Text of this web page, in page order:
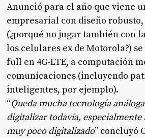
Anunció para el año que viene
empresarial con diseño robusto,
(¿porqué no jugar también con
los celulares ex de Motorola?)
full en 4G-LTE, a computación
comunicaciones (incluyendo
inteligentes, por ejemplo).
“Queda mucha tecnología
digitalizar todavía, especialmente
muy poco digitalizado” concluyó